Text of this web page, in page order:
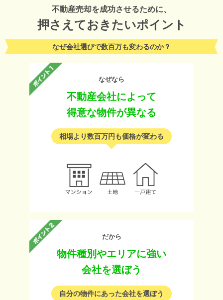
不動産売却を成功させるために、
押さえておきたいポイント
なぜ会社選びで数百万も変わるのか？
なぜなら
不動産会社によって
得意な物件が異なる
相場より数百万円も価格が変わる
だから
物件種別やエリアに強い
会社を選ぼう
自分の物件にあった会社を選ぼう